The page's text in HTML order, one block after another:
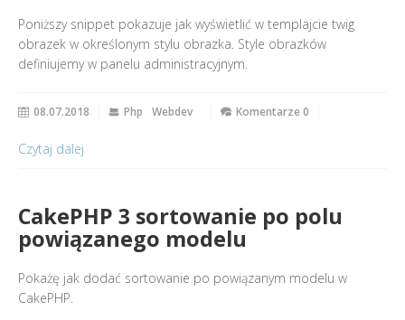
Poniższy snippet pokazuje jak wyświetlić w templajcie twig
obrazek w określonym stylu obrazka. Style obrazków
definiujemy w panelu administracyjnym.
08.07.2018 Php Webdev Komentarze 0
Czytaj dalej
CakePHP 3 sortowanie po polu
powiązanego modelu
Pokażę jak dodać sortowanie po powiązanym modelu w
CakePHP.